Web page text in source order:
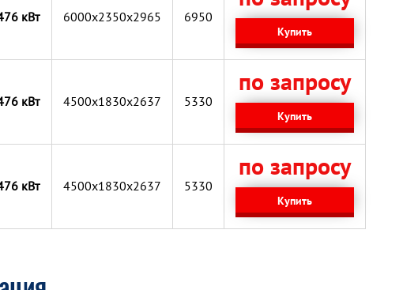
кВт 6000х2350х2965 6950
Купить
кВт 4500x1830x2637 5330
по запросу
Купить
кВт 4500x1830x2637 5330
по запросу
Купить